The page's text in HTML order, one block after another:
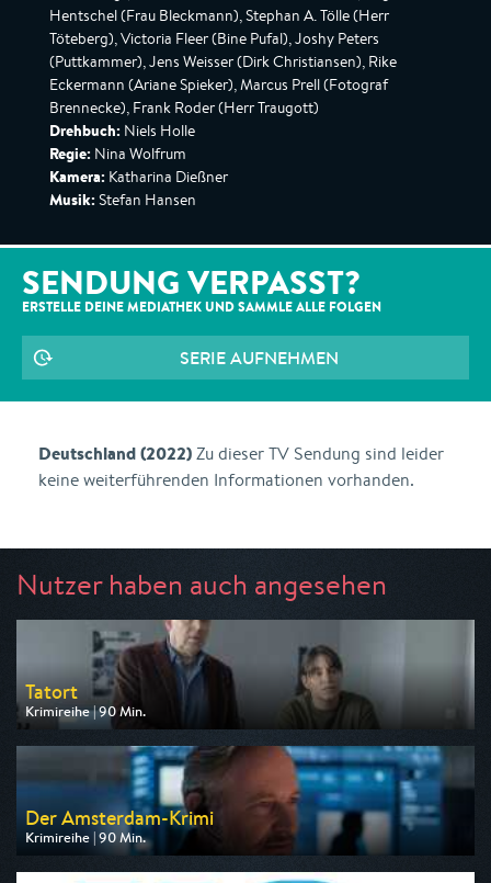
Hentschel (Frau Bleckmann), Stephan A. Tölle (Herr
Töteberg), Victoria Fleer (Bine Pufal), Joshy Peters
(Puttkammer), Jens Weisser (Dirk Christiansen), Rike
Eckermann (Ariane Spieker), Marcus Prell (Fotograf
Brennecke), Frank Roder (Herr Traugott)
Drehbuch: Niels Holle
Regie: Nina Wolfrum
Kamera: Katharina Dießner
Musik: Stefan Hansen
SENDUNG VERPASST?
ERSTELLE DEINE MEDIATHEK UND SAMMLE ALLE FOLGEN
SERIE AUFNEHMEN
Deutschland (2022)Zu dieser TV Sendung sind leider
keine weiterführenden Informationen vorhanden.
Nutzer haben auch angesehen
Tatort
Krimireihe | 90 Min.
Ausgestrahlt von ARD
am 09.08.2026, 20:15
Der Amsterdam-Krimi
Krimireihe | 90 Min.
Ausgestrahlt von ARD
am 13.08.2026, 20:15